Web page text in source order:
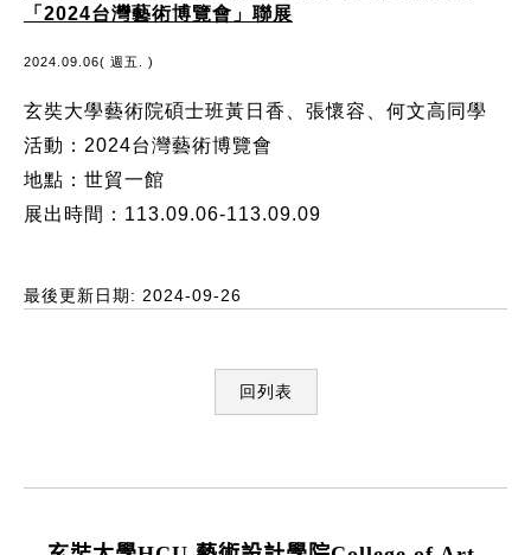
「2024台灣藝術博覽會」聯展
2024.09.06( 週五. )
玄奘大學藝術院碩士班黃日香、張懷容、何文高同學
活動：2024台灣藝術博覽會
地點：世貿一館
展出時間：113.09.06-113.09.09
最後更新日期: 2024-09-26
回列表